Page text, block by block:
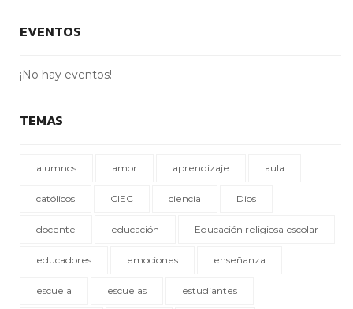
EVENTOS
¡No hay eventos!
TEMAS
alumnos amor aprendizaje aula
católicos CIEC ciencia Dios
docente educación Educación religiosa escolar
educadores emociones enseñanza
escuela escuelas estudiantes